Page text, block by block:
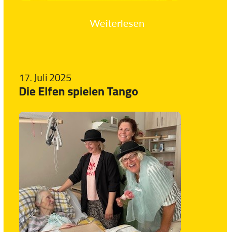
Weiterlesen
17. Juli 2025
Die Elfen spielen Tango